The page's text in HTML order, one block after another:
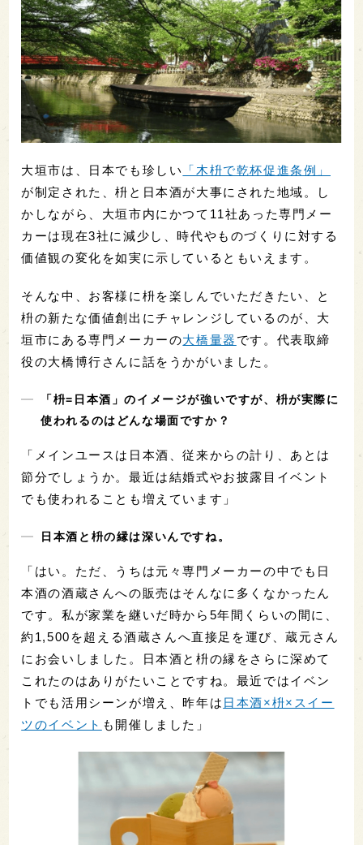
大垣市は、日本でも珍しい
「木枡で乾杯促進条例」
が制定された、枡と日本酒が大事にされた地域。し
かしながら、大垣市内にかつて11社あった専門メー
カーは現在3社に減少し、時代やものづくりに対する
価値観の変化を如実に示しているともいえます。
そんな中、お客様に枡を楽しんでいただきたい、と
枡の新たな価値創出にチャレンジしているのが、大
垣市にある専門メーカーの大橋量器 です。代表取締
役の大橋博行さんに話をうかがいました。
「枡=日本酒」のイメージが強いですが、枡が実際に
使われるのはどんな場面ですか？
「メインユースは日本酒、従来からの計り、あとは
節分でしょうか。最近は結婚式やお披露目イベント
でも使われることも増えています」
日本酒と枡の縁は深いんですね。
「はい。ただ、うちは元々専門メーカーの中でも日
本酒の酒蔵さんへの販売はそんなに多くなかったん
です。私が家業を継いだ時から5年間くらいの間に、
約1,500を超える酒蔵さんへ直接足を運び、蔵元さん
にお会いしました。日本酒と枡の縁をさらに深めて
これたのはありがたいことですね。最近ではイベン
トでも活用シーンが増え、昨年は 日本酒×枡×スイー
ツのイベント も開催しました」